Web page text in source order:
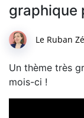
graphique
Le Ruban
Un thème très
mois-ci !